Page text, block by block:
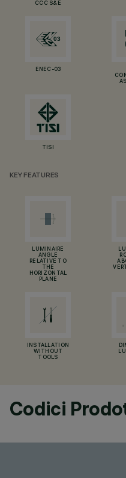
CCC S&E
ENEC-03
TISI
KEY FEATURES
LUMINAIRE
ANGLE
RELATIVE TO
THE
HORIZONTAL
PLANE
INSTALLATION
WITHOUT
TOOLS
Codici